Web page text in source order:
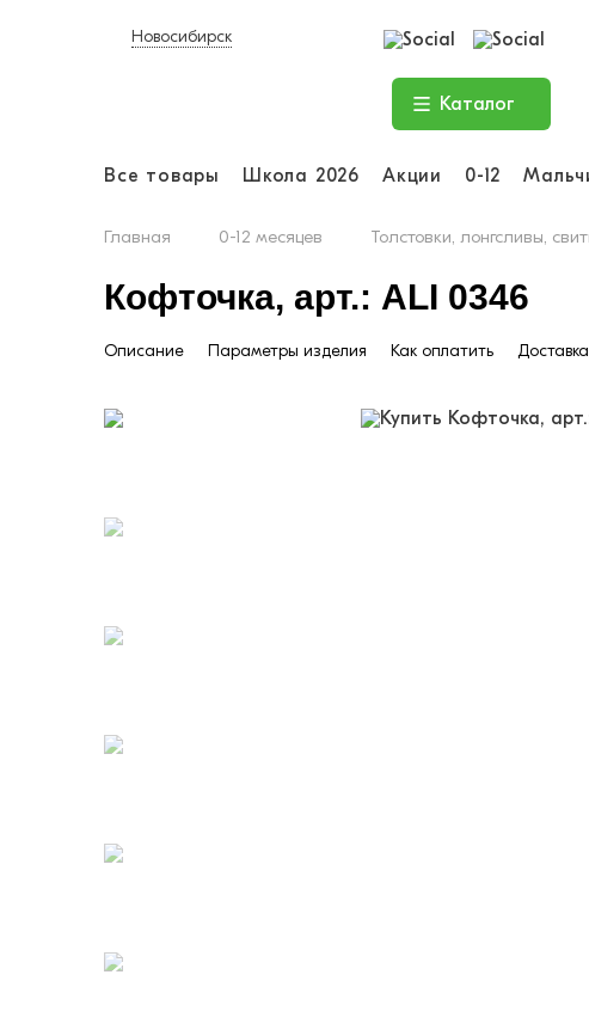
Новосибирск
Каталог
Все товары Школа 2026 Акции 0-12
Главная 0-12 месяцев Толстовки, лонгсливы,
Кофточка, арт.: ALI 0346
Описание Параметры изделия Как оплатить Доставка